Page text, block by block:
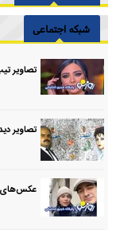
شبکه اجتماعی
تصاویر
تصاویر
عکس‌های